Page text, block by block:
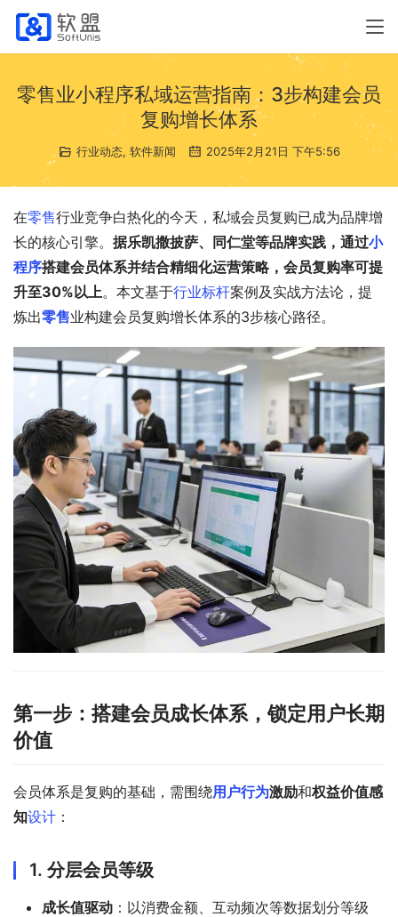
零售业小程序私域运营指南：3步构建会员
复购增长体系
行业动态, 软件新闻 2025年2月21日 下午5:56
在零售行业竞争白热化的今天，私域会员复购已成为品牌增
长的核心引擎。 据乐凯撒披萨、同仁堂等品牌实践，通过小
程序搭建会员体系并结合精细化运营策略，会员复购率可提
升至30%以上。本文基于行业标杆案例及实战方法论，提
炼出零售业构建会员复购增长体系的3步核心路径。
第一步：搭建会员成长体系，锁定用户长期
价值
会员体系是复购的基础，需围绕用户行为激励和权益价值感
知设计 ：
1. 分层会员等级
成长值驱动 ：以消费金额、互动频次等数据划分等级